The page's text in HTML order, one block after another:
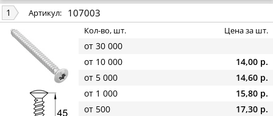
1 Артикул: 107003
Кол-во, шт. Цена за шт.
от 30 000
от 10 000
14,00 р.
от 5 000
14,60 р.
от 1 000
15,80 р.
от 500
17,30 р.